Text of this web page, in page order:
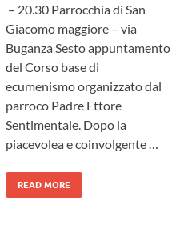
– 20.30 Parrocchia di San
Giacomo maggiore – via
Buganza Sesto appuntamento
del Corso base di
ecumenismo organizzato dal
parroco Padre Ettore
Sentimentale. Dopo la
piacevolea e coinvolgente …
READ MORE